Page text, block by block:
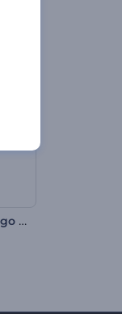
Abertura com Logo Minimalista